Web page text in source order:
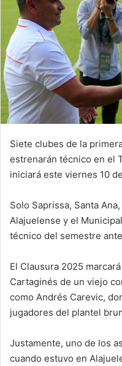
Siete clubes de la
estrenarán técnico en el
iniciará este viernes 10
Solo Saprissa, Santa
Alajuelense y el
técnico del semestre
El Clausura 2025
Cartaginés de un viejo
como Andrés Carevic,
jugadores del plantel
Justamente, uno de los
cuando estuvo en